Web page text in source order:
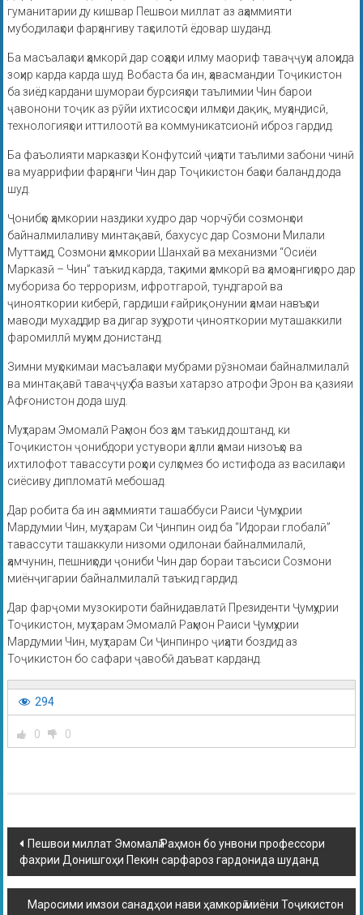
гуманитарии ду кишвар Пешвои миллат аз аҳаммияти
мубодилаҳои фарҳангиву таҳсилотӣ ёдовар шуданд.
Ба масъалаҳои ҳамкорӣ дар соҳаҳои илму маориф таваҷҷуҳи алоҳида
зоҳир карда карда шуд. Вобаста ба ин, ҳавасмандии Тоҷикистон
ба зиёд кардани шумораи бурсияҳои таълимии Чин барои
ҷавонони тоҷик аз рӯйи ихтисосҳои илмҳои дақиқ, муҳандисӣ,
технологияҳои иттилоотӣ ва коммуникатсионӣ иброз гардид.
Ба фаъолияти марказҳои Конфутсий ҷиҳати таълими забони чинӣ
ва муаррифии фарҳанги Чин дар Тоҷикистон баҳои баланд дода
шуд.
Ҷонибҳо ҳамкории наздики худро дар чорчӯби созмонҳои
байналмилаливу минтақавӣ, бахусус дар Созмони Милали
Муттаҳид, Созмони ҳамкории Шанхай ва механизми “Осиёи
Марказӣ – Чин” таъкид карда, таҳкими ҳамкорӣ ва ҳамоҳангиҳоро дар
мубориза бо терроризм, ифротгароӣ, тундгароӣ ва
ҷинояткории киберӣ, гардиши ғайриқонунии ҳамаи навъҳои
маводи мухаддир ва дигар зуҳуроти ҷинояткории муташаккили
фаромиллӣ муҳим донистанд.
Зимни муҳокимаи масъалаҳои мубрами рӯзномаи байналмилалӣ
ва минтақавӣ таваҷҷуҳ ба вазъи хатарзо атрофи Эрон ва қазияи
Афғонистон дода шуд.
Муҳтарам Эмомалӣ Раҳмон боз ҳам таъкид доштанд, ки
Тоҷикистон ҷонибдори устувори ҳалли ҳамаи низоъҳо ва
ихтилофот тавассути роҳҳои сулҳомез бо истифода аз василаҳои
сиёсиву дипломатӣ мебошад.
Дар робита ба ин аҳаммияти ташаббуси Раиси Ҷумҳурии
Мардумии Чин, муҳтарам Си Ҷинпин оид ба “Идораи глобалӣ”
тавассути ташаккули низоми одилонаи байналмилалӣ,
ҳамчунин, пешниҳоди ҷониби Чин дар бораи таъсиси Созмони
миёнҷигарии байналмилалӣ таъкид гардид.
Дар фарҷоми музокироти байнидавлатӣ Президенти Ҷумҳурии
Тоҷикистон, муҳтарам Эмомалӣ Раҳмон Раиси Ҷумҳурии
Мардумии Чин, муҳтарам Си Ҷинпинро ҷиҳати боздид аз
Тоҷикистон бо сафари ҷавобӣ даъват карданд.
294
0 0
Пешвои миллат Эмомалӣ Раҳмон бо унвони профессори
фахрии Донишгоҳи Пекин сарфароз гардонида шуданд
Маросими имзои санадҳои нави ҳамкорӣ миёни Тоҷикистон